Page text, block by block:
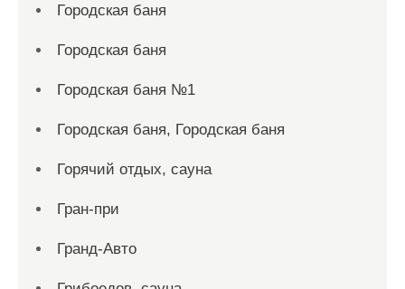
Городская баня
Городская баня
Городская баня №1
Городская баня, Городская баня
Горячий отдых, сауна
Гран-при
Гранд-Авто